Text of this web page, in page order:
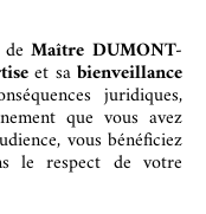
deMaître DUMONT-
et sabienveillance
juridiques,
que vous avez
vous bénéficiez
le respect de votre